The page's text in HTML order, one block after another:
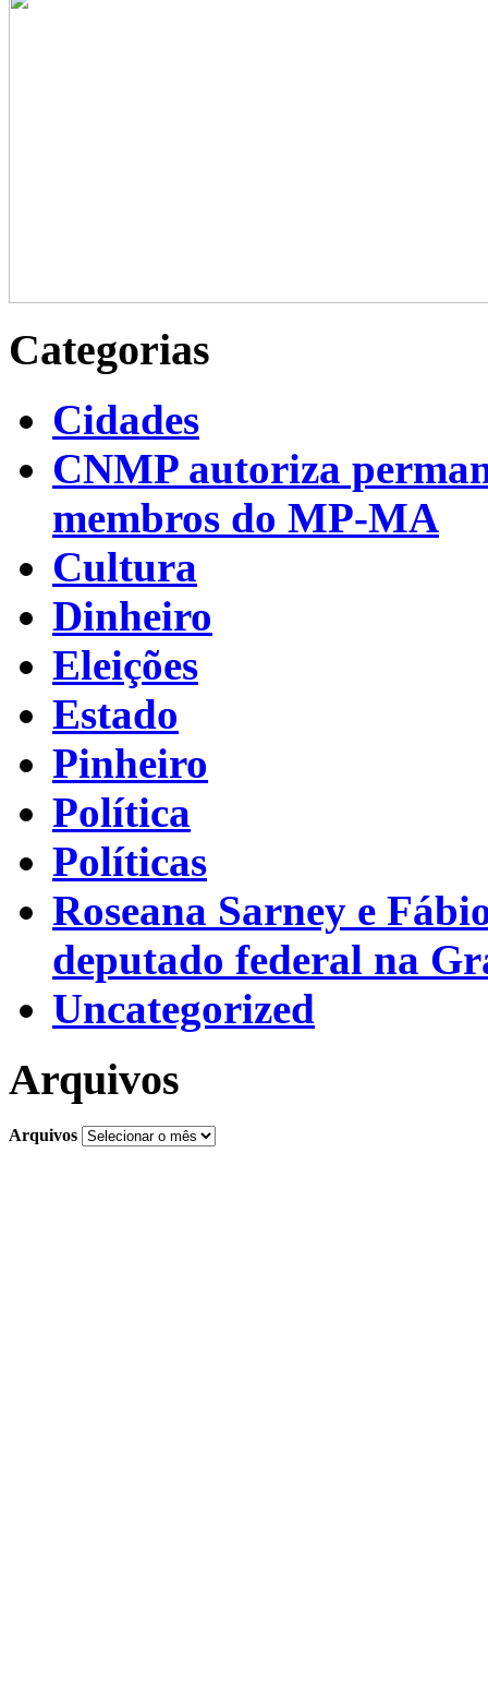
Categorias
Cidades
CNMP autoriza
membros do MP-MA
Cultura
Dinheiro
Eleições
Estado
Pinheiro
Política
Políticas
Roseana Sarney e
deputado federal na
Uncategorized
Arquivos
Arquivos